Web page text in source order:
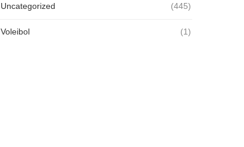
Uncategorized (445)
Voleibol (1)